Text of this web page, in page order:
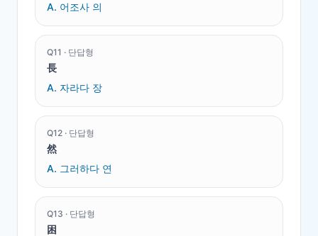
A. 어조사 의
Q11 · 단답형
長
A. 자라다 장
Q12 · 단답형
然
A. 그러하다 연
Q13 · 단답형
困